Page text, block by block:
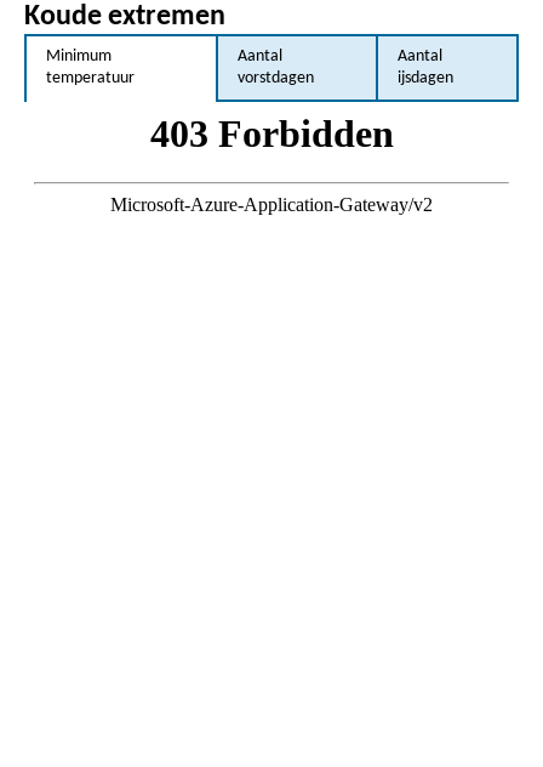
Koude extremen
Minimum
temperatuur
Aantal
vorstdagen
Aantal
ijsdagen